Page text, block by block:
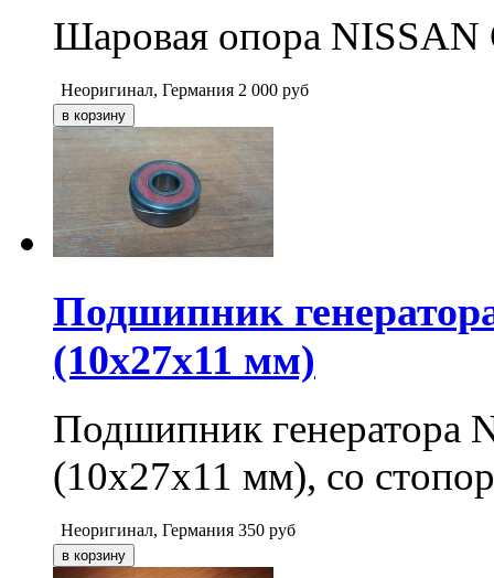
Шаровая опора NISSAN
Неоригинал, Германия 2 000 руб
Подшипник
(10х27х11 мм)
Подшипник генератора
(10х27х11 мм), со
Неоригинал, Германия 350 руб